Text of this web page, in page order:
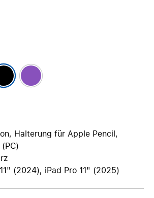
Halterung für Apple Pencil,
(2024), iPad Pro 11" (2025)